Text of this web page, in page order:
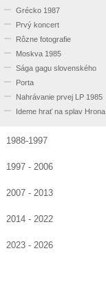
Grécko 1987
Prvý koncert
Rôzne fotografie
Moskva 1985
Sága gagu slovenského
Porta
Nahrávanie prvej LP 1985
Ideme hrať na splav Hrona
1988-1997
1997 - 2006
2007 - 2013
2014 - 2022
2023 - 2026